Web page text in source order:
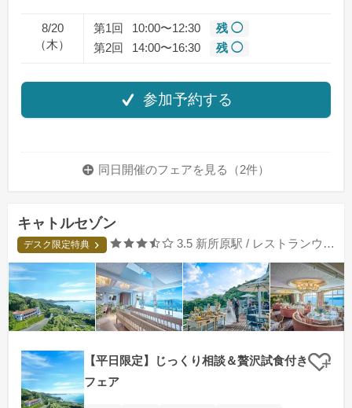
8/20
（木）
第1回 10:00〜12:30
残 ◯
第2回
14:00〜16:30 残 ◯
参加予約する
同日開催のフェアを 見る（2件）
キャトルセゾン
デスク限定特典 口コミ評価
3.5 新所原駅 / レストランウエディング
【平日限定】じっくり相談＆贅沢試食付き
フェア
クリ